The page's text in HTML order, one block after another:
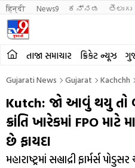
हिन्दी News9 ಕನ್ನಡ తెలుగు
તાજા સમાચાર ક્રિકેટ ન્યૂઝ
Gujarati News Gujarat Kachchh
Kutch: જો આવું થયુ તો
ક્રાંતિ ખારેકમાં FPO
છે ફાયદા
મહારાષ્ટ્રમાં સહ્યાદ્રી ફાર્મર્સ